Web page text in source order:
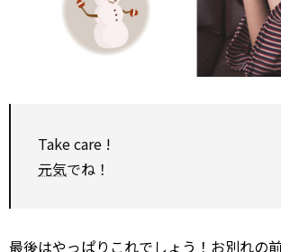
Take care !
元気でね！
最後はやっぱりこれでしょう！お別れの